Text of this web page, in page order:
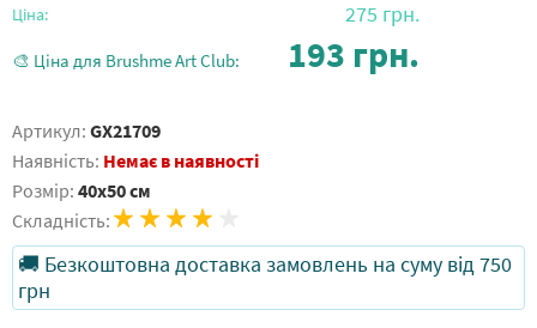
Ціна: 275 грн.
🎨 Ціна для Brushme Art Club: 193 грн.
Артикул: GX21709
Наявність: Немає в наявності
Розмір: 40x50 см
Складність:
🚚 Безкоштовна доставка замовлень на суму від 750
грн